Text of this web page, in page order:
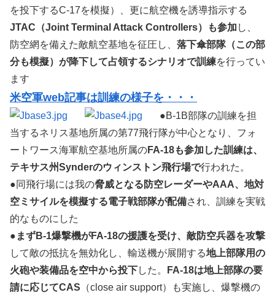
を投下するC-17を模擬）、更に航空機を誘導指示する
JTAC（Joint Terminal Attack Controllers）も参加 し、
防空網を備えた敵航空基地を征圧し、 落下傘部隊（この部
分も模擬）が降下して占領するシナリオで訓練を行ってい
ます
米空軍web記事は訓練の様子を・・・
●B-1B部隊の訓練を担
当するネリス基地所属の第77飛行隊が中心となり、フォ
ートワース海軍航空基地所属のFA-18も参加した訓練は、
テキサス州Synderのウィンストン飛行場で行われた。
●同飛行場には我の脅威となる防空レーダーやAAA、地対
空ミサイルを模擬する電子戦部隊が配備され、訓練を実戦
的なものにした
● まずB-1爆撃機がFA-18の援護を受け、敵防空兵器を攻撃
して敵の抵抗を無効化し、輸送機が展開する地上部隊用の
火砲や装備品を空中から投下した。
FA-18は地上部隊の要
請に応じてCAS （close air support）も実施し、爆撃機の